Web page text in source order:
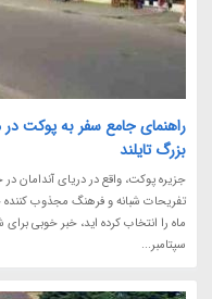
راهنمای جامع سفر به پوکت در
بزرگ تایلند
جزیره پوکت، واقع در دریای آندامان
تفریحات شبانه و فرهنگ مجذوب
ماه را انتخاب کرده اید، خبر خوبی
سپتامبر...